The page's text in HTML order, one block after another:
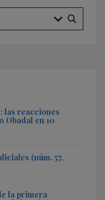
las reacciones
Obadal en 10
(núm. 57,
la primera